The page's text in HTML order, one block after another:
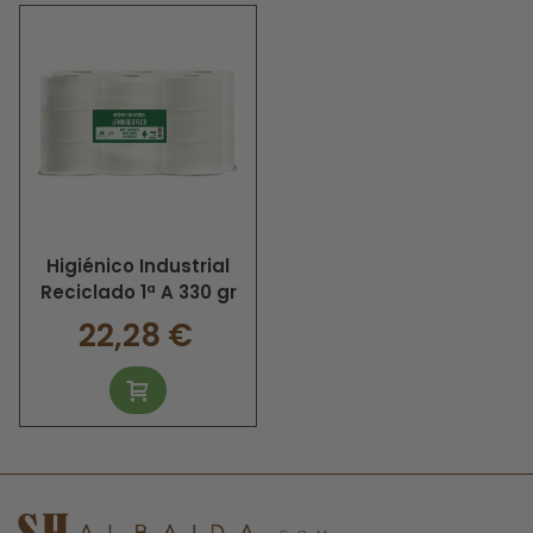
papel higiénico
es uno de los productos más
indispensables para cualquier empresa, si no tienes papel
higiénico en tu baño provocaras la incomodidad de tus
papel para limpiarnos cuando tenemos que hacer nuestras
queremos ayudarte a ofrecer lo mejor para tus
trabajadores y clientes con nuestro papel higiénico
reciclado en formato industrial para empresas.
El papel higiénico industrial
cunde mucho más que el
papel doméstico
de papel higiénico industrial reciclado pesa unos 330
Higiénico Industrial
Reciclado 1ª A 330 gr
22,28 €